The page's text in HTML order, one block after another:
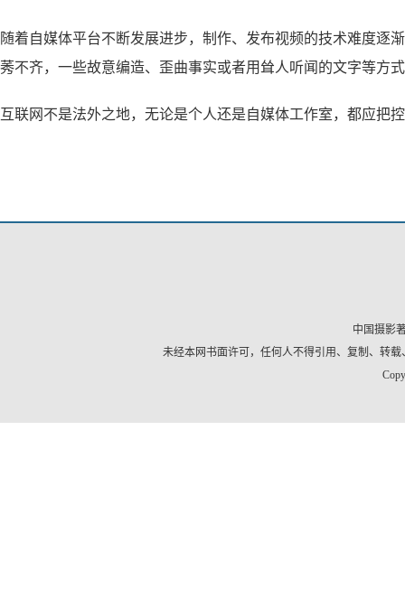
随着自媒体平台不断发展进步，制作、发布视频的技术难度逐
莠不齐，一些故意编造、歪曲事实或者用耸人听闻的文字等方
互联网不是法外之地，无论是个人还是自媒体工作室，都应把
中国摄影
未经本网书面许可，任何人不得引用、复制、转